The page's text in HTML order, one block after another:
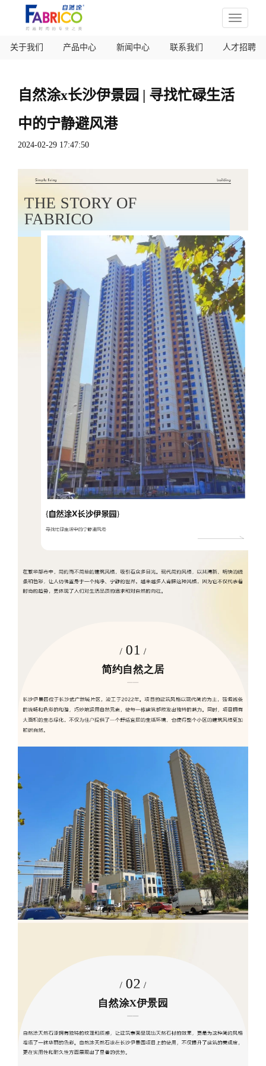
Toggle
关于我们 产品中心 新闻中心 联系我们 人才招聘
自然涂x长沙伊景园 | 寻找忙碌生活
中的宁静避风港
2024-02-29 17:47:50